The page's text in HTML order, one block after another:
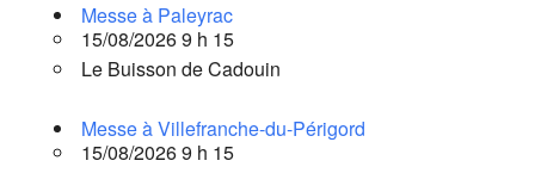
Messe à Paleyrac
15/08/2026 9 h 15
Le Buisson de Cadouin
Messe à Villefranche-du-Périgord
15/08/2026 9 h 15